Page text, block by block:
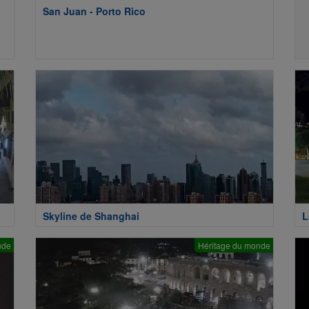
San Juan - Porto Rico
Skyline de Shanghai
Héritage du monde